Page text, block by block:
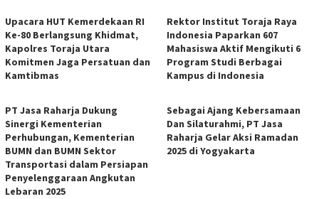
Upacara HUT Kemerdekaan RI
Ke-80 Berlangsung Khidmat,
Kapolres Toraja Utara
Komitmen Jaga Persatuan dan
Kamtibmas
Rektor Institut Toraja Raya
Indonesia Paparkan 607
Mahasiswa Aktif Mengikuti 6
Program Studi Berbagai
Kampus di Indonesia
PT Jasa Raharja Dukung
Sinergi Kementerian
Perhubungan, Kementerian
BUMN dan BUMN Sektor
Transportasi dalam Persiapan
Penyelenggaraan Angkutan
Lebaran 2025
Sebagai Ajang Kebersamaan
Dan Silaturahmi, PT Jasa
Raharja Gelar Aksi Ramadan
2025 di Yogyakarta